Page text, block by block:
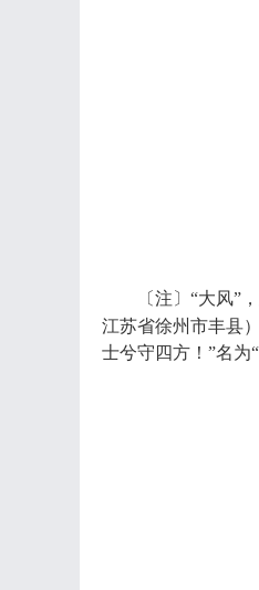
〔注〕 “大风”
江苏省徐州市丰县
士兮守四方！”名为“